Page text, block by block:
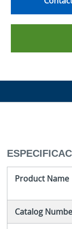
Product Name
Catalog